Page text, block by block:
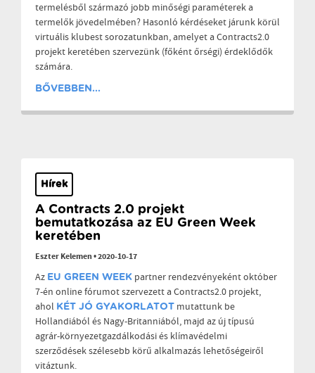
termelésből származó jobb minőségi paraméterek a
termelők jövedelmében? Hasonló kérdéseket járunk körül
virtuális klubest sorozatunkban, amelyet a Contracts2.0
projekt keretében szervezünk (főként őrségi) érdeklődők
számára.
BŐVEBBEN...
Hírek
A Contracts 2.0 projekt
bemutatkozása az EU Green Week
keretében
Eszter Kelemen•2020-10-17
Az EU GREEN WEEK partner rendezvényeként október
7-én online fórumot szervezett a Contracts2.0 projekt,
ahol KÉT JÓ GYAKORLATOT mutattunk be
Hollandiából és Nagy-Britanniából, majd az új típusú
agrár-környezetgazdálkodási és klímavédelmi
szerződések szélesebb körű alkalmazás lehetőségeiről
vitáztunk.